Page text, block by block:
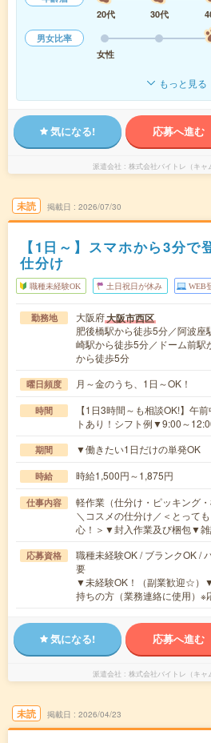
20代
30代
男女比率
女性
もっと見る
気になる! 応募へ進む
派遣会社 株式会社バイトレ（キャ
未読 掲載日 2026/07/30
【1日～】スマホから3分で
仕分け
職種未経験OK 土日祝日が休み WEB
勤務地 大阪府大阪市西区
肥後橋駅から徒歩5分／阿波
崎駅から徒歩5分／ドーム前駅
から徒歩5分
曜日頻度 月～金のうち、1日～OK！
時間
【1日3時間～も相談OK!】午
トあり！シフト例▼9:00～
期間 ▼働きたい1日だけの単発
時給 時給1,500円～1,875円
仕事内容
軽作業（仕分け・ピッキング・
＼コスメの仕分け／＜とって
心！＞▼封入作業及び梱包▼
応募資格
職種未経験OK / ブランクOK /
要
▼未経験OK！（副業歓迎☆）
持ちの方（業務連絡に使用）
気になる! 応募へ進む
派遣会社 株式会社バイトレ（キャ
未読 掲載日 2026/04/23